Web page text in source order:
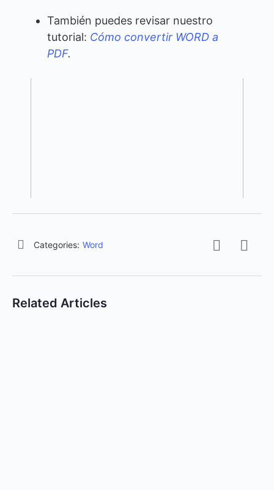
También puedes revisar nuestro
tutorial: Cómo convertir WORD a
PDF.
Categories: Word
Related Articles